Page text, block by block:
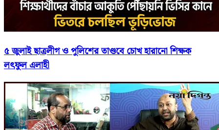
৫ জুলাই ছাত্রলীগ ও পুলিশের তাণ্ডবে চোখ হারানো শিক্ষক
লৎফুল এলাহী